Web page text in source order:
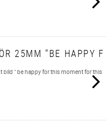
25MM "BE HAPPY F
bild " be happy for this moment for this